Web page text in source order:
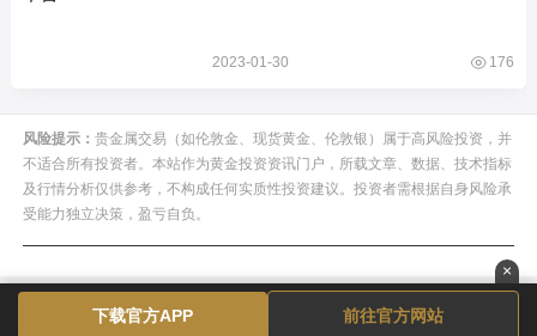
2023-01-30 176
风险提示： 贵金属交易（如伦敦金、现货黄金、伦敦银）属于高风险投资，并
不适合所有投资者。本站作为黄金投资资讯门户，所载文章、数据、技术指标
及行情分析仅供参考，不构成任何实质性投资建议。投资者需根据自身风险承
受能力独立决策，盈亏自负。
×
下载官方APP 前往官方网站